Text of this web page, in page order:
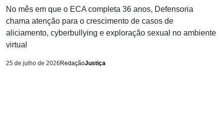
No mês em que o ECA completa 36 anos, Defensoria
chama atenção para o crescimento de casos de
aliciamento, cyberbullying e exploração sexual no ambiente
virtual
25 de julho de 2026 RedaçãoJustiça